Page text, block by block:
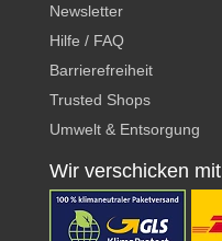
Newsletter
Hilfe / FAQ
Barrierefreiheit
Trusted Shops
Umwelt & Entsorgung
Wir verschicken mit